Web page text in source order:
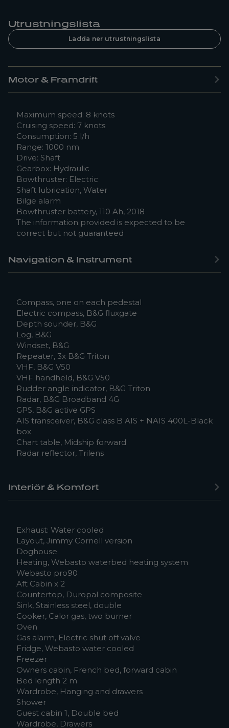
Utrustningslista
Ladda ner utrustningslista
Motor & Framdrift
Maximum speed: 8 knots
Cruising speed: 7 knots
Consumption: 5 l/h
Range: 1000 nm
Drive: Shaft
Gearbox: Hydraulic
Bowthruster: Electric
Shaft lubrication, Water
Bilge alarm
Bowthruster battery, 110 Ah, 2018
The information provided is expected to be
correct but not guaranteed
Navigation & Instrument
Compass, one on each pedestal
Electric compass, B&G fluxgate
Depth sounder, B&G
Log, B&G
Windset, B&G
Repeater, 3x B&G Triton
VHF, B&G V50
VHF handheld, B&G V50
Rudder angle indicator, B&G Triton
Radar, B&G Broadband 4G
GPS, B&G active GPS
AIS transceiver, B&G class B AIS + NAIS 400L-Black
box
Chart table, Midship forward
Radar reflector, Trilens
Interiör & Komfort
Exhaust: Water cooled
Layout, Jimmy Cornell version
Doghouse
Heating, Webasto waterbed heating system
Webasto pro90
Aft Cabin x 2
Countertop, Duropal composite
Sink, Stainless steel, double
Cooker, Calor gas, two burner
Oven
Gas alarm, Electric shut off valve
Fridge, Webasto water cooled
Freezer
Owners cabin, French bed, forward cabin
Bed length 2 m
Wardrobe, Hanging and drawers
Shower
Guest cabin 1, Double bed
Wardrobe, Drawers